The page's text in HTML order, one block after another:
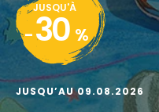
JUSQU'À
- 30 %
JUSQU’AU 09.08.2026